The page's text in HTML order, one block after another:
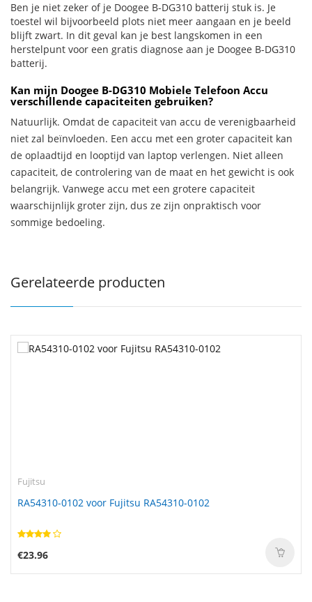
Ben je niet zeker of je Doogee B-DG310 batterij stuk is. Je
toestel wil bijvoorbeeld plots niet meer aangaan en je beeld
blijft zwart. In dit geval kan je best langskomen in een
herstelpunt voor een gratis diagnose aan je Doogee B-DG310
batterij.
Kan mijn Doogee B-DG310 Mobiele Telefoon Accu
verschillende capaciteiten gebruiken?
Natuurlijk. Omdat de capaciteit van accu de verenigbaarheid
niet zal beïnvloeden. Een accu met een groter capaciteit kan
de oplaadtijd en looptijd van laptop verlengen. Niet alleen
capaciteit, de controlering van de maat en het gewicht is ook
belangrijk. Vanwege accu met een grotere capaciteit
waarschijnlijk groter zijn, dus ze zijn onpraktisch voor
sommige bedoeling.
Gerelateerde producten
Fujitsu
RA54310-0102 voor Fujitsu RA54310-0102
€23.96